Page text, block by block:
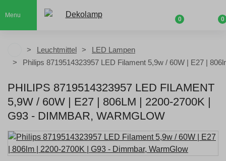
Menu
0 0
Leuchtmittel
LED Lampen
Philips 8719514323957 LED Filament 5,9w / 60W | E27 |
PHILIPS 8719514323957 LED FILAMENT
5,9W / 60W | E27 | 806LM | 2200-2700K |
G93 - DIMMBAR, WARMGLOW